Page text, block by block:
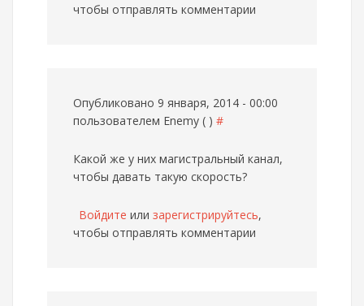
чтобы отправлять комментарии
Опубликовано 9 января, 2014 - 00:00
пользователем Enemy ( ) #
Какой же у них магистральный канал,
чтобы давать такую скорость?
Войдите или зарегистрируйтесь,
чтобы отправлять комментарии